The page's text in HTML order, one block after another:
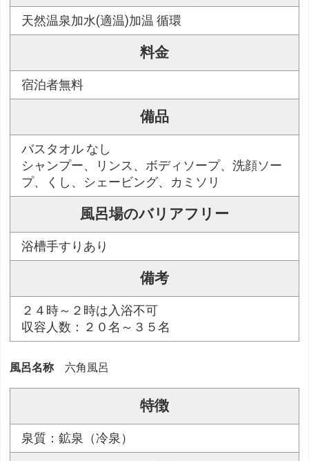
天然温泉加水(適温)加温 循環
料金
宿泊者無料
備品
バスタオル なし
シャンプー、リンス、ボディソープ、洗顔ソー
プ、くし、シェービング、カミソリ
風呂場のバリアフリー
浴槽手すりあり
備考
２４時～２時は入浴不可
収容人数：２０名～３５名
風呂名称 六角風呂
特徴
泉質：鉱泉（冷泉）